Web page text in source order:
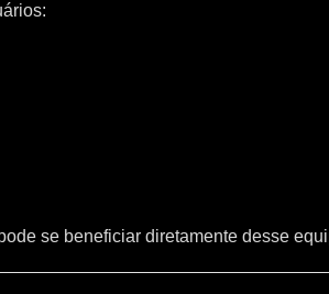
se beneficiar diretamente desse